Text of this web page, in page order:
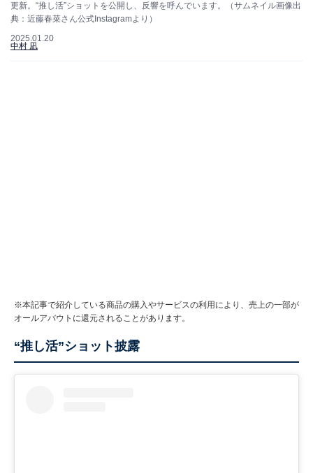
更新。“推し活”ショットを公開し、反響を呼んでいます。（サムネイル画像出
典：近藤春菜さん公式Instagramより）
2025.01.20
中村 凪
※本記事で紹介している商品の購入やサービスの利用により、売上の一部が
オールアバウトに還元されることがあります。
“推し活”ショット披露